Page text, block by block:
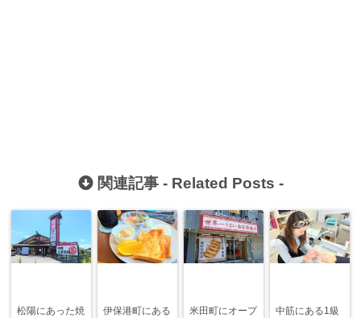
関連記事 - Related Posts -
松陽にあった焼
伊保港町にある
米田町にオープ
中筋にある1級